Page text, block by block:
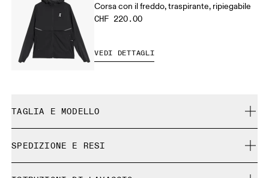
Corsa con il freddo, traspirante, ripiegabile
CHF 220.00
VEDI DETTAGLI
TAGLIA E MODELLO
SPEDIZIONE E RESI